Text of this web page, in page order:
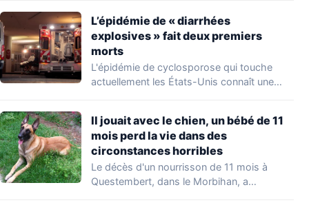
L’épidémie de « diarrhées
explosives » fait deux premiers
morts
L'épidémie de cyclosporose qui touche
actuellement les États-Unis connaît une
Il jouait avec le chien, un bébé de 11
mois perd la vie dans des
circonstances horribles
Le décès d'un nourrisson de 11 mois à
Questembert, dans le Morbihan, a